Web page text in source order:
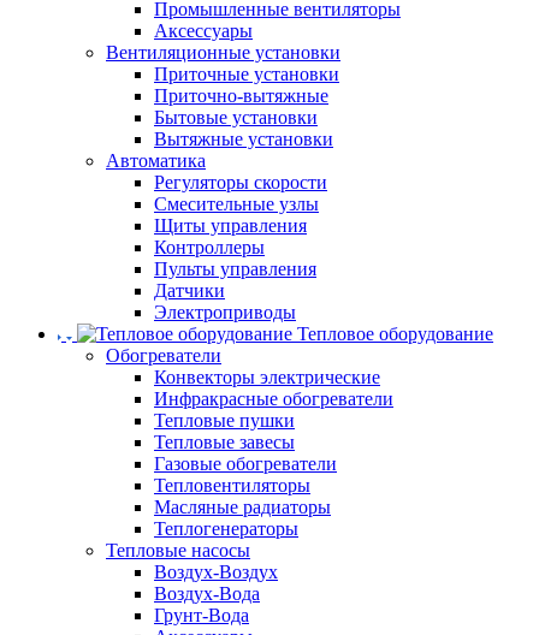
Промышленные вентиляторы
Аксессуары
Вентиляционные установки
Приточные установки
Приточно-вытяжные
Бытовые установки
Вытяжные установки
Автоматика
Регуляторы скорости
Смесительные узлы
Щиты управления
Контроллеры
Пульты управления
Датчики
Электроприводы
Тепловое оборудование
Обогреватели
Конвекторы электрические
Инфракрасные обогреватели
Тепловые пушки
Тепловые завесы
Газовые обогреватели
Тепловентиляторы
Масляные радиаторы
Теплогенераторы
Тепловые насосы
Воздух-Воздух
Воздух-Вода
Грунт-Вода